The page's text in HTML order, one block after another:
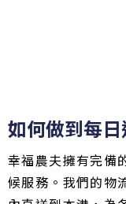
如何做到每
幸福農夫擁有完備
候服務。我們的物